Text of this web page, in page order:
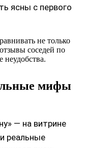
ясны с первого
не только
соседей по
неудобства.
мифы
— на витрине
реальные